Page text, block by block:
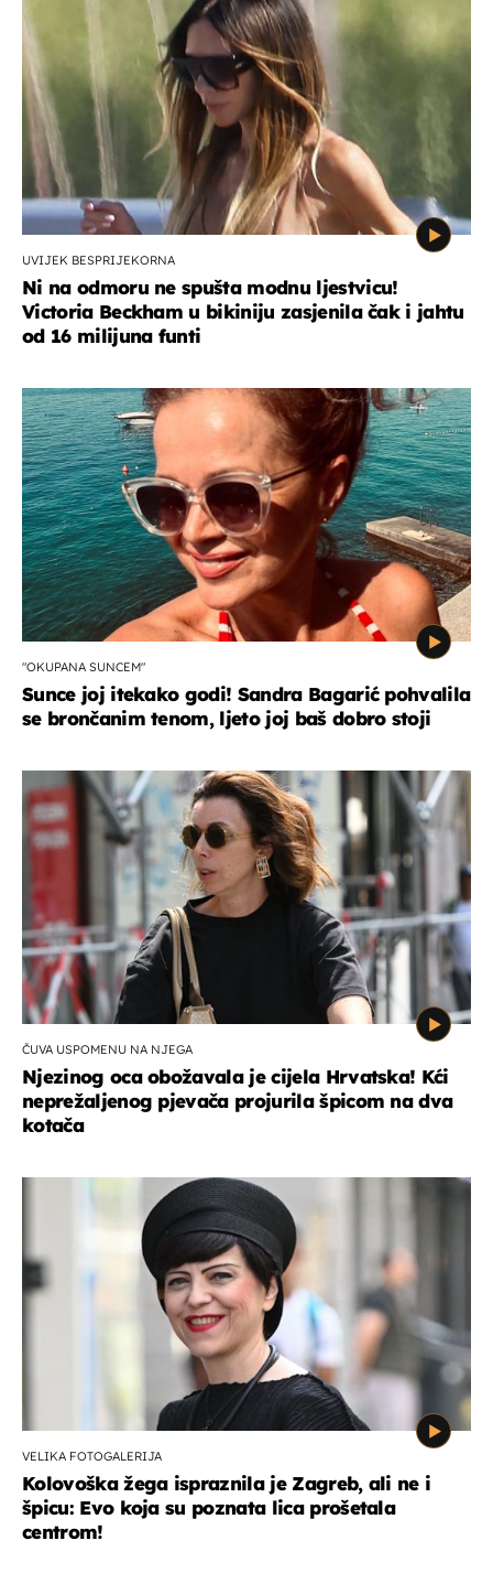
UVIJEK BESPRIJEKORNA
Ni na odmoru ne spušta modnu ljestvicu!
Victoria Beckham u bikiniju zasjenila čak i jahtu
od 16 milijuna funti
"OKUPANA SUNCEM"
Sunce joj itekako godi! Sandra Bagarić pohvalila
se brončanim tenom, ljeto joj baš dobro stoji
ČUVA USPOMENU NA NJEGA
Njezinog oca obožavala je cijela Hrvatska! Kći
neprežaljenog pjevača projurila špicom na dva
kotača
VELIKA FOTOGALERIJA
Kolovoška žega ispraznila je Zagreb, ali ne i
špicu: Evo koja su poznata lica prošetala
centrom!